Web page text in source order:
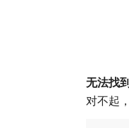
无法找
对不起